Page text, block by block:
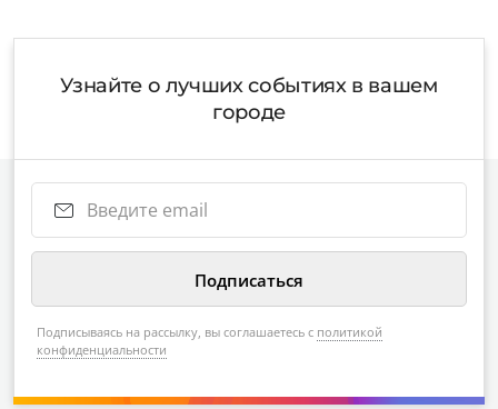
Узнайте о лучших событиях в вашем
городе
Подписываясь на рассылку, вы соглашаетесь с политикой
конфиденциальности